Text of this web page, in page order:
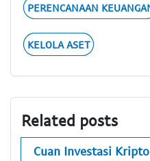
PERENCANAAN
KELOLA ASET
Related posts
Cuan Investasi